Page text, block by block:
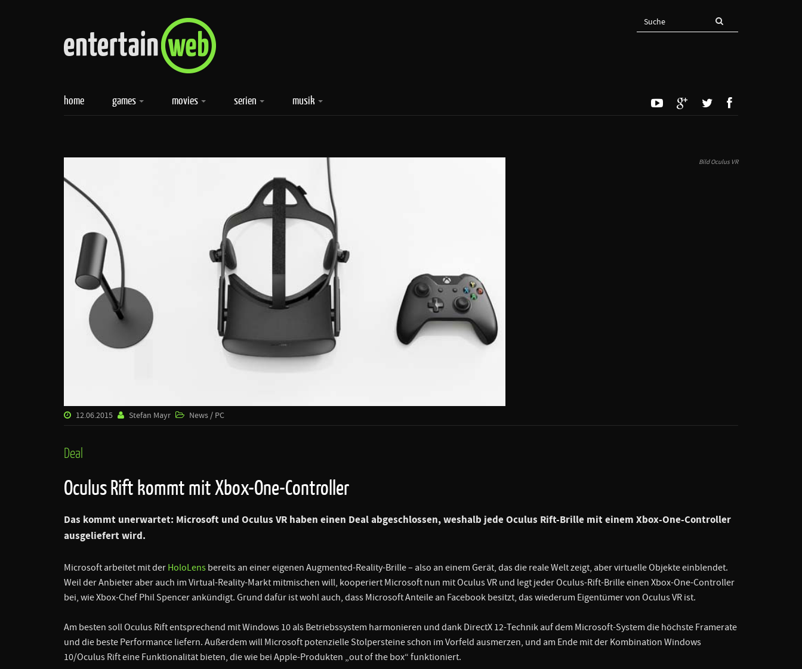
home games movies serien musik
Bild Oculus VR
12.06.2015 Stefan Mayr News / PC
Deal
Oculus Rift kommt mit Xbox-One-Controller
Das kommt unerwartet: Microsoft und Oculus VR haben einen Deal abgeschlossen, weshalb jede Oculus Rift-Brille mit einem Xbox-One-Controller
ausgeliefert wird.
Microsoft arbeitet mit der HoloLens bereits an einer eigenen Augmented-Reality-Brille – also an einem Gerät, das die reale Welt zeigt, aber virtuelle Objekte einblendet.
Weil der Anbieter aber auch im Virtual-Reality-Markt mitmischen will, kooperiert Microsoft nun mit Oculus VR und legt jeder Oculus-Rift-Brille einen Xbox-One-Controller
bei, wie Xbox-Chef Phil Spencer ankündigt. Grund dafür ist wohl auch, dass Microsoft Anteile an Facebook besitzt, das wiederum Eigentümer von Oculus VR ist.
Am besten soll Oculus Rift entsprechend mit Windows 10 als Betriebssystem harmonieren und dank DirectX 12-Technik auf dem Microsoft-System die höchste Framerate
und die beste Performance liefern. Außerdem will Microsoft potenzielle Stolpersteine schon im Vorfeld ausmerzen, und am Ende mit der Kombination Windows
10/Oculus Rift eine Funktionalität bieten, die wie bei Apple-Produkten „out of the box“ funktioniert.